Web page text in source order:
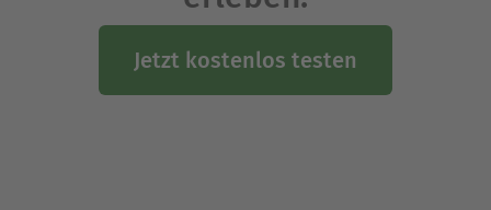
Jetzt kostenlos testen